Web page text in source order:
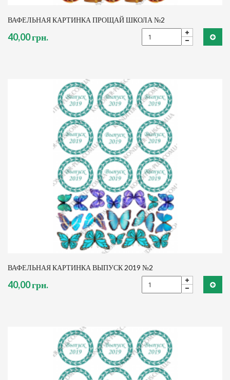
ВАФЕЛЬНАЯ КАРТИНКА ПРОЩАЙ ШКОЛА №2
40,00 грн.
ВАФЕЛЬНАЯ КАРТИНКА ВЫПУСК 2019 №2
40,00 грн.